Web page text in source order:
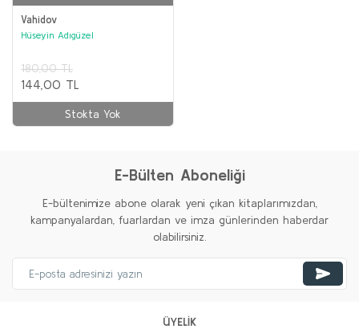
Vahidov
Hüseyin Adıgüzel
180,00 TL
144,00 TL
Stokta Yok
E-Bülten Aboneliği
E-bültenimize abone olarak yeni çıkan kitaplarımızdan,
kampanyalardan, fuarlardan ve imza günlerinden haberdar
olabilirsiniz.
ÜYELİK